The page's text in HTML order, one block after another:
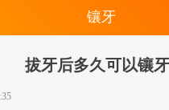
镶牙
拔牙后多久可以镶